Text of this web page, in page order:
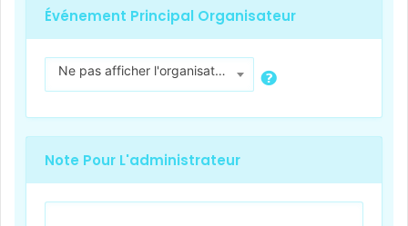
Événement Principal Organisateur
Ne pas afficher l'organisateur
Note Pour L'administrateur